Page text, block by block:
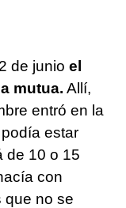
de junio el
mutua. Allí,
entró en la
estar
de 10 o 15
con
que no se